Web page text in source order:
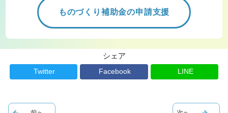
ものづくり補助金の申請支援
シェア
Twitter Facebook LINE